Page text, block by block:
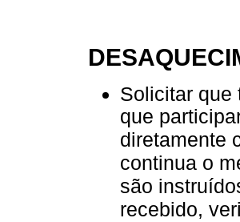
Solicitar que
que
diretamente
continua o
são
recebido,